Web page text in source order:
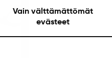
Vain välttämättömät
evästeet